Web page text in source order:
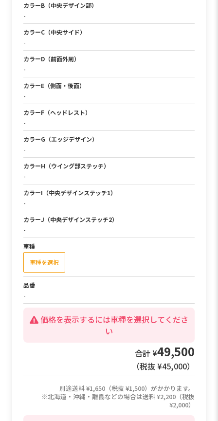
カラーB（中央デザイン部）
アイボリー
カラーC（中央サイド）
ブラック
カラーD（前面外周）
ブラック
カラーE（側面・後面）
ブラック
カラーF（ヘッドレスト）
タンベージュ
カラーG（エッジデザイン）
タンベージュ
カラーH（ウイング部ステッチ）
タンベージュ
カラーI（中央デザインステッチ1）
-
カラーJ（中央デザインステッチ2）
-
車種
車種を選択
品番
-
価格を表示するには車種を選択してくださ
い
合計 ¥49,500
（税抜 ¥45,000）
別途送料 ¥1,650（税抜 ¥1,500）がかかります。
※北海道・沖縄・離島などの場合は送料 ¥2,200（税抜
¥2,000）